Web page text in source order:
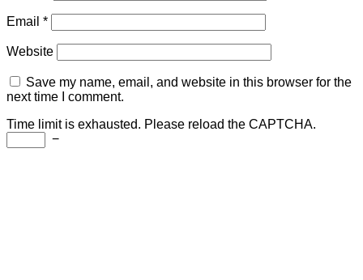
Email *
Website
Save my name, email, and website in this browser for the
next time I comment.
Time limit is exhausted. Please reload the CAPTCHA.
−